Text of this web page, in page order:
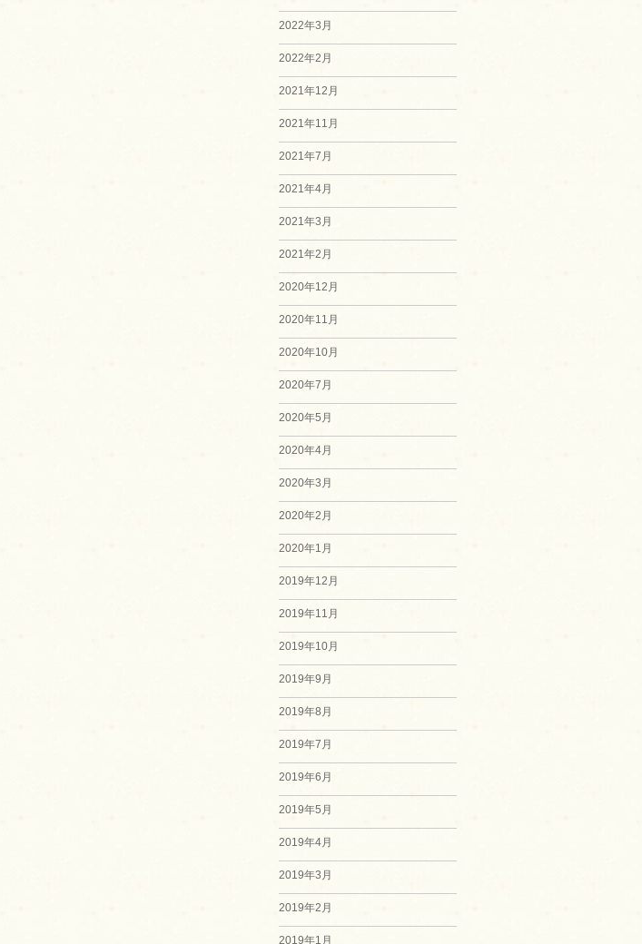
2022年3月
2022年2月
2021年12月
2021年11月
2021年7月
2021年4月
2021年3月
2021年2月
2020年12月
2020年11月
2020年10月
2020年7月
2020年5月
2020年4月
2020年3月
2020年2月
2020年1月
2019年12月
2019年11月
2019年10月
2019年9月
2019年8月
2019年7月
2019年6月
2019年5月
2019年4月
2019年3月
2019年2月
2019年1月